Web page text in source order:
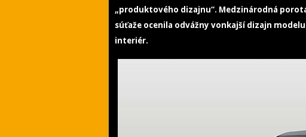
„produktového dizajnu“. Medzinárodná
súťaže ocenila odvážny vonkajší dizajn
interiér.